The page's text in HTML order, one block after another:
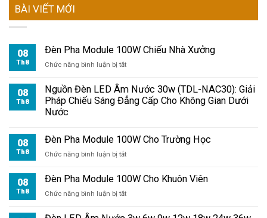
BÀI VIẾT MỚI
08
Th8
Đèn Pha Module 100W Chiếu Nhà Xưởng
Chức năng bình luận bị tắtở
Pha
Module
100W
Xưởng
08
Th8
Nguồn Đèn LED Âm Nước 30w (TDL-NAC30): Giải
Pháp Chiếu Sáng Đẳng Cấp Cho Không Gian Dưới
Nước
08
Th8
Đèn Pha Module 100W Cho Trường Học
Chức năng bình luận bị tắtở
Pha
100W
08
Th8
Đèn Pha Module 100W Cho Khuôn Viên
Chức năng bình luận bị tắtở
Pha